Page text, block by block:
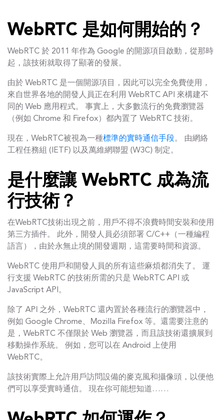
WebRTC 是如何開始的？
WebRTC 於 2011 年作為 Google 的開源項目啟動，從那時
起，該技術就取得了顯著的發展。
由於 WebRTC 是一個開源項目，因此可以完全免費使用，
來自世界各地的開發人員正在利用 WebRTC API 來構建不
同的 Web 應用程式。 事實上，大多數流行的免費瀏覽器
（例如 Chrome 和 Firefox）都內置了 WebRTC 技術。
現在，WebRTC被視為一種標準的實時通信手段。 由網絡
工程任務組 (IETF) 以及萬維網聯盟 (W3C) 制定。
是什麼讓 WebRTC 成為流
行技術？
在WebRTC技術出現之前，用戶不得不浪費時間安裝和使用
第三方插件。 此外，開發人員必須部署 C/C++（一種編程
語言），由於永無止境的開發週期，這需要時間和資源。
WebRTC 使用戶和開發人員的所有這些麻煩都消失了。 運
行支援 WebRTC 的技術所需的只是 WebRTC API 或
JavaScript API。
除了 API 之外，WebRTC 還內置於各種流行的瀏覽器中，
例如 Google Chrome、Mozilla Firefox 等。還需要注意的
是，WebRTC 不僅限於 Web 瀏覽器，而且該技術還擴展到
移動操作系統。 例如，您可以在 Android 上使用
WebRTC。
該技術實際上允許用戶訪問設備的麥克風和攝像頭，以便他
們可以享受實時通信。 現在你可能想知道……